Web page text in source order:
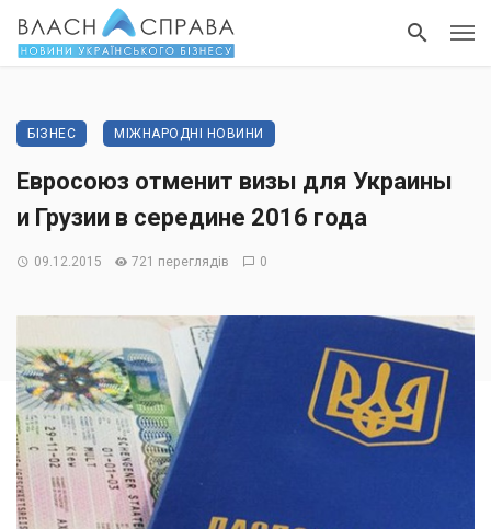
БІЗНЕС МІЖНАРОДНІ НОВИНИ
Евросоюз отменит визы для Украины
и Грузии в середине 2016 года
09.12.2015 721 переглядів 0